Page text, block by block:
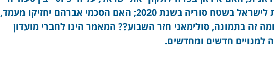
לקטר; כמה תקיפות מיוחסות לישראל בשטח סוריה בשנת 2020; האם הסכמי אברהם יחזיקו מעמד,
זה בתמונה, סולימאני חזר השבוע?? המאמר הינו לחברי מועדון
למנויים חדשים ומחדשים.